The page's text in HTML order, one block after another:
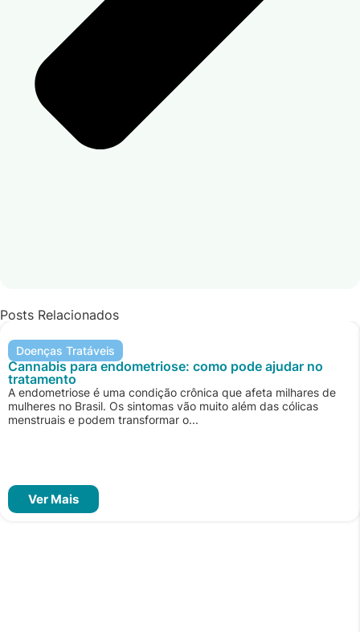
Posts Relacionados
Doenças Tratáveis
Cannabis para endometriose: como pode ajudar no
tratamento
A endometriose é uma condição crônica que afeta milhares de
mulheres no Brasil. Os sintomas vão muito além das cólicas
menstruais e podem transformar o...
Ver Mais